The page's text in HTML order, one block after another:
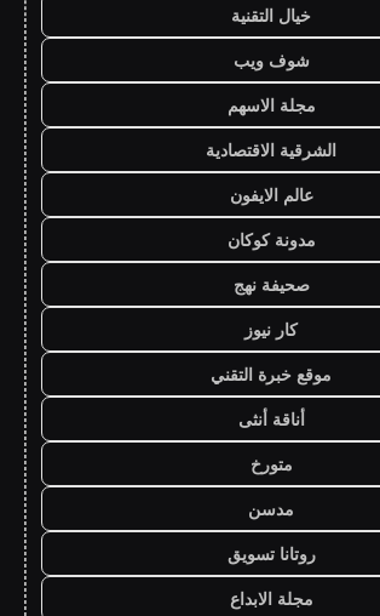
خيال التقنية
شوف ويب
مجلة الاسهم
الشرقية الاقتصادية
عالم الايفون
مدونة كوكان
صحيفة نهج
كار نيوز
موقع خبرة التقني
أناقة أنثى
متورخ
مدسن
روتانا تسويق
مجلة الابداع